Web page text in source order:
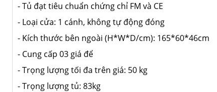
- Tủ đạt tiêu chuẩn chứng chỉ FM và CE
- Loại cửa: 1 cánh, không tự động đóng
- Kích thước bên ngoài (H*W*D/cm): 165*60*46cm
- Cung cấp 03 giá để
- Trọng lượng tối đa trên giá: 50 kg
- Trọng lượng tủ: 83kg